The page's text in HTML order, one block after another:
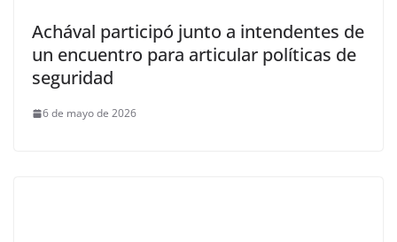
Achával participó junto a intendentes de
un encuentro para articular políticas de
seguridad
6 de mayo de 2026